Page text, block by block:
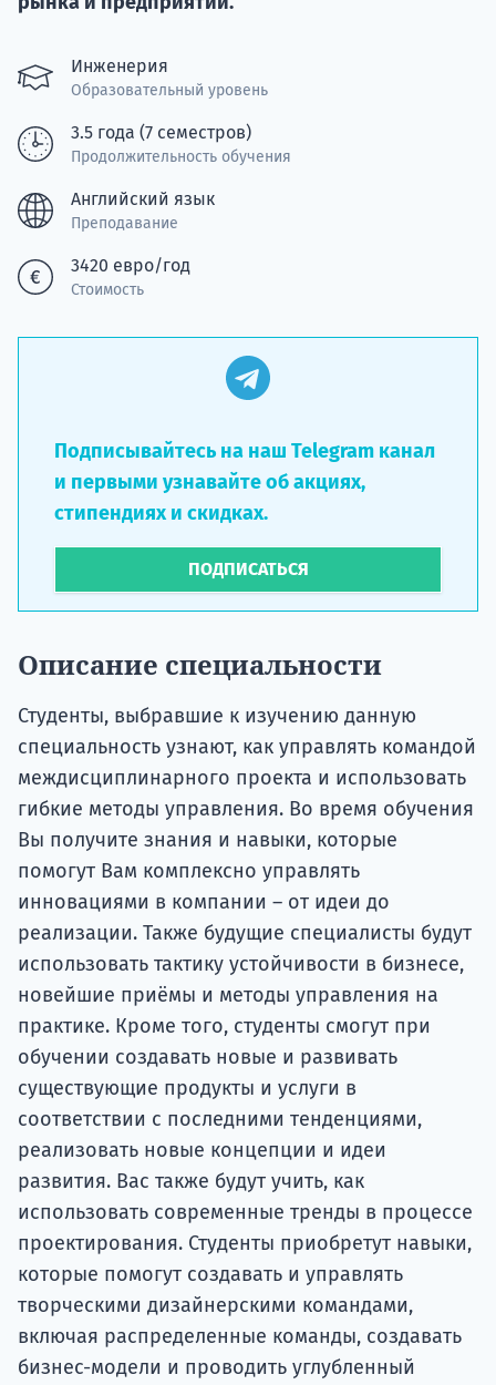
Инженерия
Образовательный уровень
3.5 года (7 семестров)
Продолжительность обучения
Английский язык
Преподавание
3420 евро/год
Стоимость
Подписывайтесь на наш Telegram канал
и первыми узнавайте об акциях,
стипендиях и скидках.
ПОДПИСАТЬСЯ
Описание специальности
Студенты, выбравшие к изучению данную
специальность узнают, как управлять командой
междисциплинарного проекта и использовать
гибкие методы управления. Во время обучения
Вы получите знания и навыки, которые
помогут Вам комплексно управлять
инновациями в компании – от идеи до
реализации. Также будущие специалисты будут
использовать тактику устойчивости в бизнесе,
новейшие приёмы и методы управления на
практике. Кроме того, студенты смогут при
обучении создавать новые и развивать
существующие продукты и услуги в
соответствии с последними тенденциями,
реализовать новые концепции и идеи
развития. Вас также будут учить, как
использовать современные тренды в процессе
проектирования. Студенты приобретут навыки,
которые помогут создавать и управлять
творческими дизайнерскими командами,
включая распределенные команды, создавать
бизнес-модели и проводить углубленный